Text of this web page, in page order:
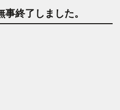
終了しました。